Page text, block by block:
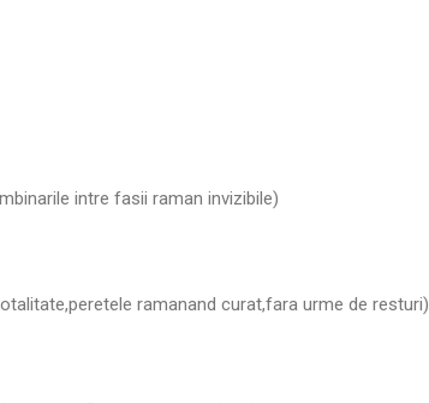
intre fasii raman invizibile)
ramanand curat,fara urme de resturi)